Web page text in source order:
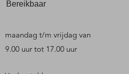
Bereikbaar
maandag t/m vrijdag van
9.00 uur tot 17.00 uur